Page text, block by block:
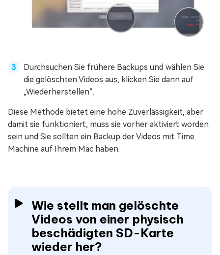
Durchsuchen Sie frühere Backups und wählen Sie
die gelöschten Videos aus, klicken Sie dann auf
„Wiederherstellen“.
Diese Methode bietet eine hohe Zuverlässigkeit, aber
damit sie funktioniert, muss sie vorher aktiviert worden
sein und Sie sollten ein Backup der Videos mit Time
Machine auf Ihrem Mac haben.
Wie stellt man gelöschte
Videos von einer physisch
beschädigten SD-Karte
wieder her?